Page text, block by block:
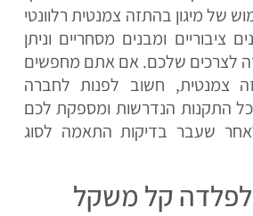
של מיגון בהתזה צמנטית רלוונטי
ציבוריים ומבנים מסחריים וניתן
לצרכים שלכם. אם אתם מחפשים
צמנטית, חשוב לפנות לחברה
התקנות הנדרשות ומספקת לכם
שעבר בדיקות התאמה לסוג
קל משקל